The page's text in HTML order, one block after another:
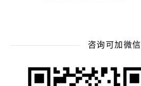
咨询可加微信